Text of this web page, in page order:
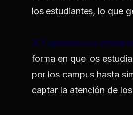
los estudiantes, lo que
3. Experiencias
forma en que los
por los campus hasta
captar la atención de